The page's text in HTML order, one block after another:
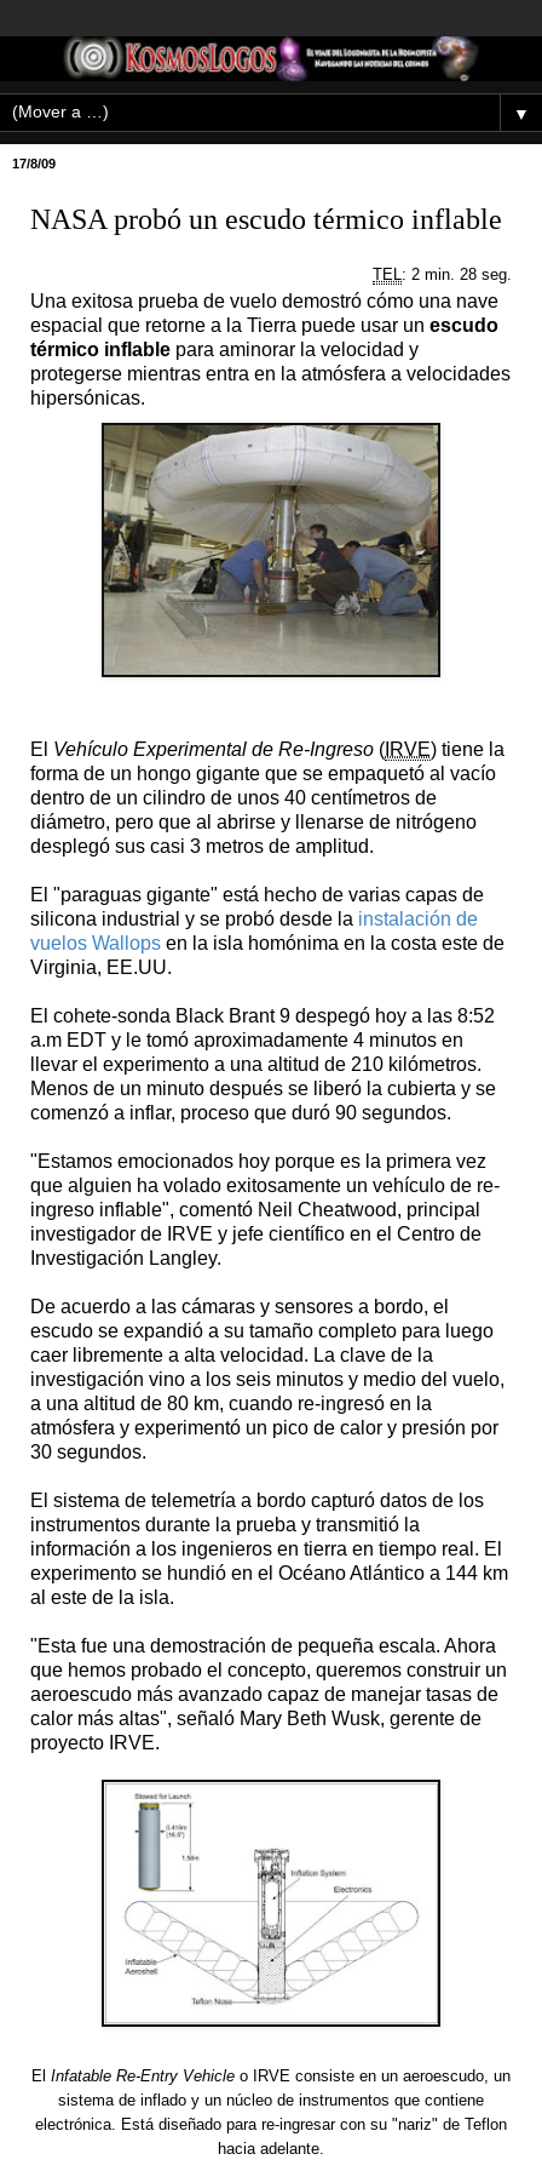
▼
17/8/09
NASA probó un escudo térmico inflable
TEL : 2 min. 28 seg.
Una exitosa prueba de vuelo demostró cómo una nave
espacial que retorne a la Tierra puede usar un escudo
térmico inflable para aminorar la velocidad y
protegerse mientras entra en la atmósfera a velocidades
hipersónicas.
El Vehículo Experimental de Re-Ingreso ( IRVE) tiene la
forma de un hongo gigante que se empaquetó al vacío
dentro de un cilindro de unos 40 centímetros de
diámetro, pero que al abrirse y llenarse de nitrógeno
desplegó sus casi 3 metros de amplitud.
El "paraguas gigante" está hecho de varias capas de
silicona industrial y se probó desde la instalación de
vuelos Wallops en la isla homónima en la costa este de
Virginia, EE.UU.
El cohete-sonda Black Brant 9 despegó hoy a las 8:52
a.m EDT y le tomó aproximadamente 4 minutos en
llevar el experimento a una altitud de 210 kilómetros.
Menos de un minuto después se liberó la cubierta y se
comenzó a inflar, proceso que duró 90 segundos.
"Estamos emocionados hoy porque es la primera vez
que alguien ha volado exitosamente un vehículo de re-
ingreso inflable", comentó Neil Cheatwood, principal
investigador de IRVE y jefe científico en el Centro de
Investigación Langley.
De acuerdo a las cámaras y sensores a bordo, el
escudo se expandió a su tamaño completo para luego
caer libremente a alta velocidad. La clave de la
investigación vino a los seis minutos y medio del vuelo,
a una altitud de 80 km, cuando re-ingresó en la
atmósfera y experimentó un pico de calor y presión por
30 segundos.
El sistema de telemetría a bordo capturó datos de los
instrumentos durante la prueba y transmitió la
información a los ingenieros en tierra en tiempo real. El
experimento se hundió en el Océano Atlántico a 144 km
al este de la isla.
"Esta fue una demostración de pequeña escala. Ahora
que hemos probado el concepto, queremos construir un
aeroescudo más avanzado capaz de manejar tasas de
calor más altas", señaló Mary Beth Wusk, gerente de
proyecto IRVE.
El Infatable Re-Entry Vehicle o IRVE consiste en un aeroescudo, un
sistema de inflado y un núcleo de instrumentos que contiene
electrónica. Está diseñado para re-ingresar con su "nariz" de Teflon
hacia adelante.